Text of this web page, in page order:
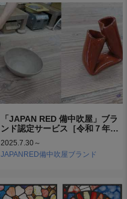
「JAPAN RED 備中吹屋」ブラ
ンド認定サービス［令和７年…
2025.7.30～
JAPANRED備中吹屋ブランド